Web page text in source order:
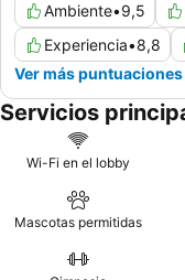
Ambiente•9,5
Experiencia•8,8
Ver más puntuaciones
Servicios
Wi-Fi en el lobby
Mascotas permitidas